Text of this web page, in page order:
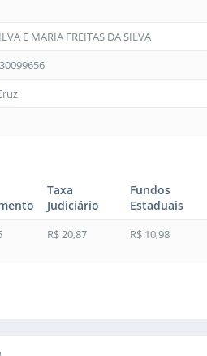
E MARIA FREITAS DA SILVA
Taxa
Judiciário
Fundos
Estaduais
R$ 20,87 R$ 10,98